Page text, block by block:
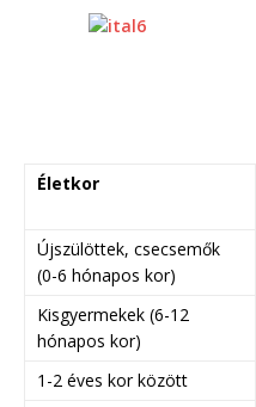
Életkor
Újszülöttek, csecsemők
(0-6 hónapos kor)
Kisgyermekek (6-12
hónapos kor)
1-2 éves kor között